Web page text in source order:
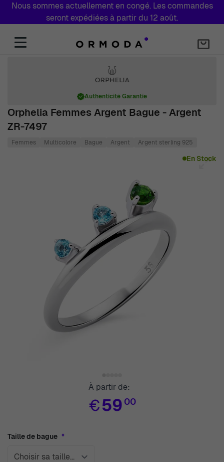
Nous sommes actuellement en congé. Les commandes
seront expédiées à partir du 12 août.
Orphelia Femmes Argent Bague - Argent
ZR-7497
Authenticité Garantie
Femmes Multicolore Bague Argent Argent sterling 925
En Stock
À partir de:
€59 00
Taille de bague